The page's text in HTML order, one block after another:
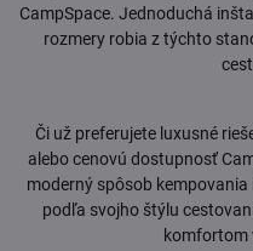
CampSpace. Jednoduchá
rozmery robia z týchto
Či už preferujete luxusné
alebo cenovú dostupnosť
moderný spôsob
podľa svojho štýlu
komfortom